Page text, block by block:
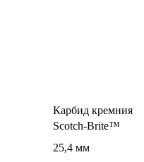
Карбид кремния
Scotch-Brite™
25,4 мм